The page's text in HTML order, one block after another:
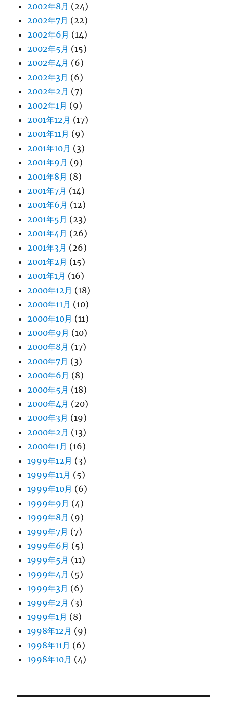
2002年8月 (24)
2002年7月 (22)
2002年6月 (14)
2002年5月 (15)
2002年4月 (6)
2002年3月 (6)
2002年2月 (7)
2002年1月 (9)
2001年12月 (17)
2001年11月 (9)
2001年10月 (3)
2001年9月 (9)
2001年8月 (8)
2001年7月 (14)
2001年6月 (12)
2001年5月 (23)
2001年4月 (26)
2001年3月 (26)
2001年2月 (15)
2001年1月 (16)
2000年12月 (18)
2000年11月 (10)
2000年10月 (11)
2000年9月 (10)
2000年8月 (17)
2000年7月 (3)
2000年6月 (8)
2000年5月 (18)
2000年4月 (20)
2000年3月 (19)
2000年2月 (13)
2000年1月 (16)
1999年12月 (3)
1999年11月 (5)
1999年10月 (6)
1999年9月 (4)
1999年8月 (9)
1999年7月 (7)
1999年6月 (5)
1999年5月 (11)
1999年4月 (5)
1999年3月 (6)
1999年2月 (3)
1999年1月 (8)
1998年12月 (9)
1998年11月 (6)
1998年10月 (4)